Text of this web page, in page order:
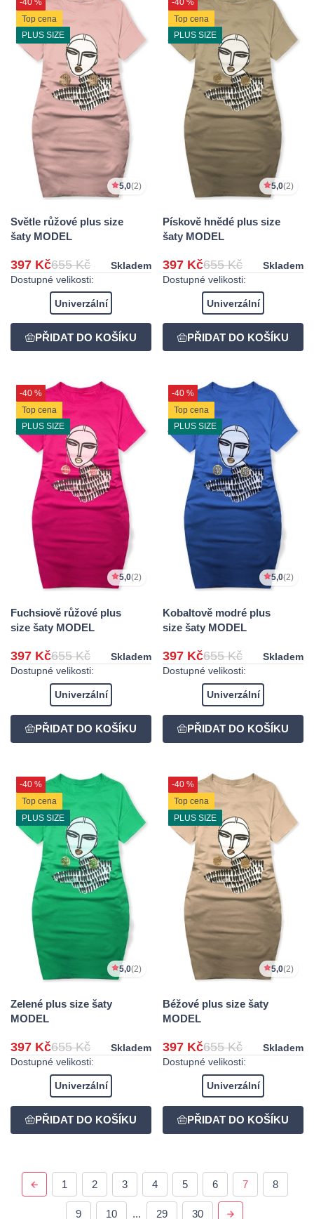
-40 %
Top cena
PLUS SIZE
5,0(2)
Světle růžové plus size
šaty MODEL
397 Kč655 Kč
Skladem
Dostupné velikosti:
Univerzální
-40 %
Top cena
PLUS SIZE
5,0(2)
Pískově hnědé plus size
šaty MODEL
397 Kč655 Kč
Skladem
Dostupné velikosti:
Univerzální
-40 %
Top cena
PLUS SIZE
5,0(2)
Fuchsiově růžové plus
size šaty MODEL
397 Kč655 Kč
Skladem
Dostupné velikosti:
Univerzální
-40 %
Top cena
PLUS SIZE
5,0(2)
Kobaltově modré plus
size šaty MODEL
397 Kč655 Kč
Skladem
Dostupné velikosti:
Univerzální
-40 %
Top cena
PLUS SIZE
5,0(2)
Zelené plus size šaty
MODEL
397 Kč655 Kč
Skladem
Dostupné velikosti:
Univerzální
-40 %
Top cena
PLUS SIZE
5,0(2)
Béžové plus size šaty
MODEL
397 Kč655 Kč
Skladem
Dostupné velikosti:
Univerzální
1 2 3 4 5 6 7 8
9 10 ... 29 30